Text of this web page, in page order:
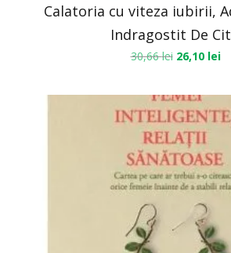
Calatoria cu viteza iubirii,
Indragostit De
30,66lei 26,10 lei